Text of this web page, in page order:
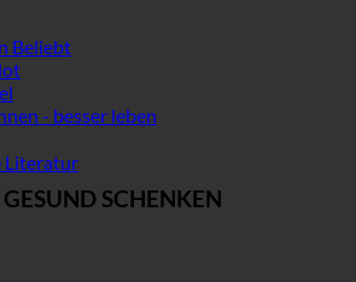
- besser leben
Literatur
GESUND SCHENKEN